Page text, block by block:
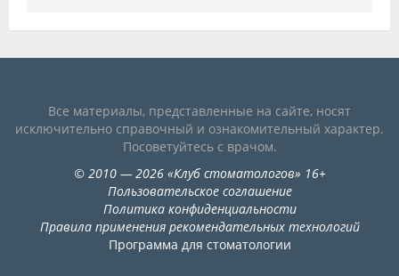
Все материалы, представленные на сайте, носят
исключительно справочный и ознакомительный характер.
Посоветуйтесь с врачом.
© 2010— 2026«Клуб стоматологов» 16+
Пользовательское соглашение
Политика конфиденциальности
Правила применения рекомендательных технологий
Программа для стоматологии